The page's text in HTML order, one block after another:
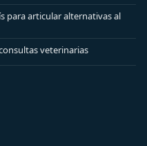
para articular alternativas al
veterinarias